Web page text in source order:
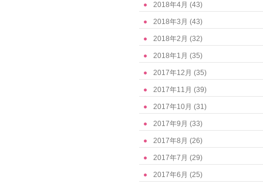
2018年4月 (43)
2018年3月 (43)
2018年2月 (32)
2018年1月 (35)
2017年12月 (35)
2017年11月 (39)
2017年10月 (31)
2017年9月 (33)
2017年8月 (26)
2017年7月 (29)
2017年6月 (25)